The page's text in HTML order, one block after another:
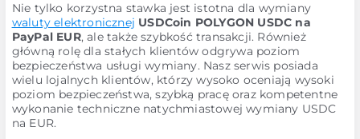
Nie tylko korzystna stawka jest istotna dla wymiany
waluty elektronicznej USDCoin POLYGON USDC na
PayPal EUR, ale także szybkość transakcji. Również
główną rolę dla stałych klientów odgrywa poziom
bezpieczeństwa usługi wymiany. Nasz serwis posiada
wielu lojalnych klientów, którzy wysoko oceniają wysoki
poziom bezpieczeństwa, szybką pracę oraz kompetentne
wykonanie techniczne natychmiastowej wymiany USDC
na EUR.